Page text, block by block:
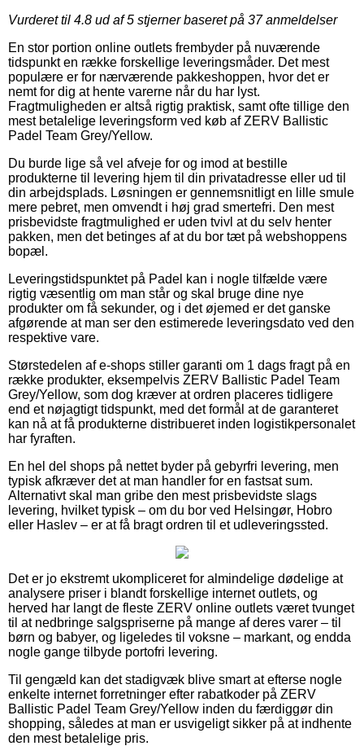
Vurderet til 4.8 ud af 5 stjerner baseret på 37anmeldelser
En stor portion online outlets frembyder på nuværende
tidspunkt en række forskellige leveringsmåder. Det mest
populære er for nærværende pakkeshoppen, hvor det er
nemt for dig at hente varerne når du har lyst.
Fragtmuligheden er altså rigtig praktisk, samt ofte tillige den
mest betalelige leveringsform ved køb af ZERV Ballistic
Padel Team Grey/Yellow.
Du burde lige så vel afveje for og imod at bestille
produkterne til levering hjem til din privatadresse eller ud til
din arbejdsplads. Løsningen er gennemsnitligt en lille smule
mere pebret, men omvendt i høj grad smertefri. Den mest
prisbevidste fragtmulighed er uden tvivl at du selv henter
pakken, men det betinges af at du bor tæt på webshoppens
bopæl.
Leveringstidspunktet på Padel kan i nogle tilfælde være
rigtig væsentlig om man står og skal bruge dine nye
produkter om få sekunder, og i det øjemed er det ganske
afgørende at man ser den estimerede leveringsdato ved den
respektive vare.
Størstedelen af e-shops stiller garanti om 1 dags fragt på en
række produkter, eksempelvis ZERV Ballistic Padel Team
Grey/Yellow, som dog kræver at ordren placeres tidligere
end et nøjagtigt tidspunkt, med det formål at de garanteret
kan nå at få produkterne distribueret inden logistikpersonalet
har fyraften.
En hel del shops på nettet byder på gebyrfri levering, men
typisk afkræver det at man handler for en fastsat sum.
Alternativt skal man gribe den mest prisbevidste slags
levering, hvilket typisk – om du bor ved Helsingør, Hobro
eller Haslev – er at få bragt ordren til et udleveringssted.
Det er jo ekstremt ukompliceret for almindelige dødelige at
analysere priser i blandt forskellige internet outlets, og
herved har langt de fleste ZERV online outlets været tvunget
til at nedbringe salgspriserne på mange af deres varer – til
børn og babyer, og ligeledes til voksne – markant, og endda
nogle gange tilbyde portofri levering.
Til gengæld kan det stadigvæk blive smart at efterse nogle
enkelte internet forretninger efter rabatkoder på ZERV
Ballistic Padel Team Grey/Yellow inden du færdiggør din
shopping, således at man er usvigeligt sikker på at indhente
den mest betalelige pris.